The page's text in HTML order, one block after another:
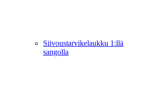
Siivoustarvikelaukku 1:llä
sangolla